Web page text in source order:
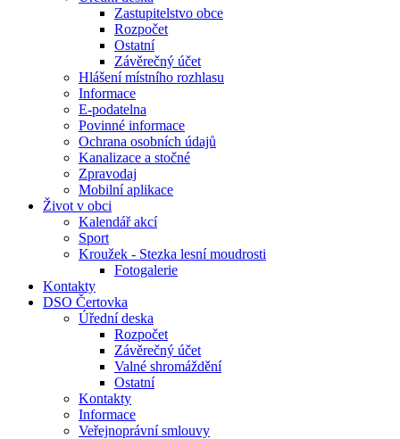
Zastupitelstvo obce
Rozpočet
Ostatní
Závěrečný účet
Hlášení místního rozhlasu
Informace
E-podatelna
Povinné informace
Ochrana osobních údajů
Kanalizace a stočné
Zpravodaj
Mobilní aplikace
Život v obci
Kalendář akcí
Sport
Kroužek - Stezka lesní moudrosti
Fotogalerie
Kontakty
DSO Čertovka
Úřední deska
Rozpočet
Závěrečný účet
Valné shromáždění
Ostatní
Kontakty
Informace
Veřejnoprávní smlouvy